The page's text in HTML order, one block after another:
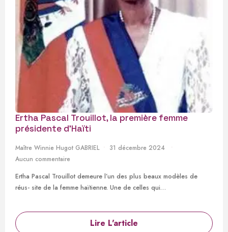
Ertha Pascal Trouillot, la première femme
présidente d’Haïti
Maître Winnie Hugot GABRIEL
31 décembre 2024
Aucun commentaire
Ertha Pascal Trouillot demeure l’un des plus beaux modèles de
réus- site de la femme haïtienne. Une de celles qui…
Lire L'article